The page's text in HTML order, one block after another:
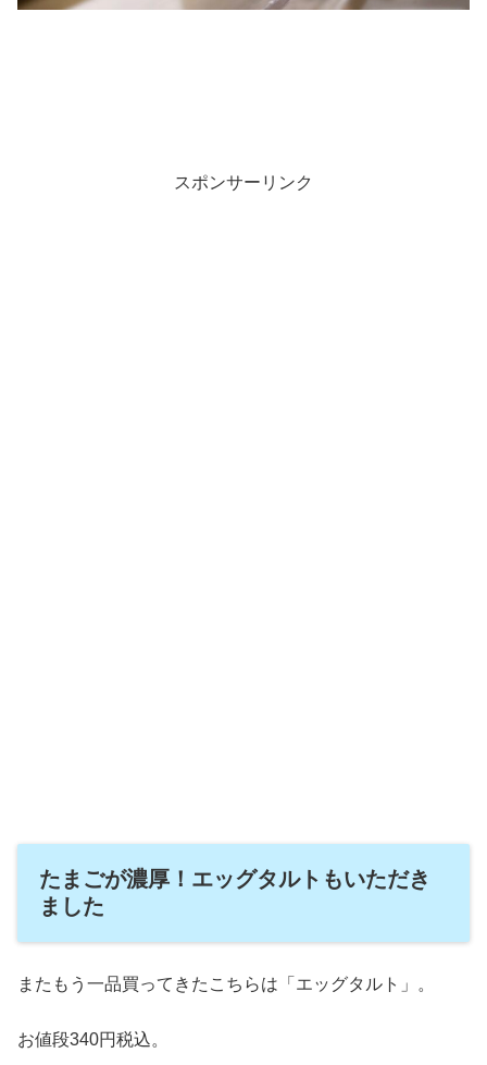
スポンサーリンク
たまごが濃厚！エッグタルトもいただき
ました
またもう一品買ってきたこちらは「エッグタルト」。
お値段340円税込。